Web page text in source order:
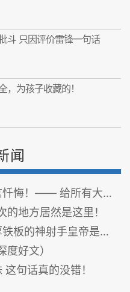
斗 只因评价雷锋一句话
，为孩子收藏的！
闻
给所有大修行人的警告！
地方居然是这里！
的神射手皇帝是谁？
好文）
句话真的没错！